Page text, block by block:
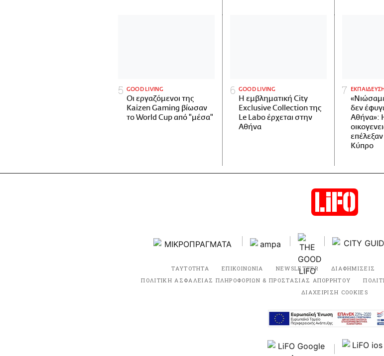
GOOD LIVING
Οι εργαζόμενοι της
Kaizen Gaming βίωσαν
το World Cup από "μέσα"
GOOD LIVING
Η εμβληματική City
Exclusive Collection της
Le Labo έρχεται στην
Αθήνα
ΕΚΠΑΙΔΕΥΣΗ
«Νιώσαμε
δεν
Αθήνα»:
Κύπρο
ΤΑΥΤΟΤΗΤΑ ΕΠΙΚΟΙΝΩΝΙΑ NEWSLETTER ΔΙΑΦΗΜΙΣΕΙΣ
ΠΟΛΙΤΙΚΗ ΑΣΦΑΛΕΙΑΣ ΠΛΗΡΟΦΟΡΙΩΝ & ΠΡΟΣΤΑΣΙΑΣ ΑΠΟΡΡΗΤΟΥ
ΔΙΑΧΕΙΡΙΣΗ COOKIES